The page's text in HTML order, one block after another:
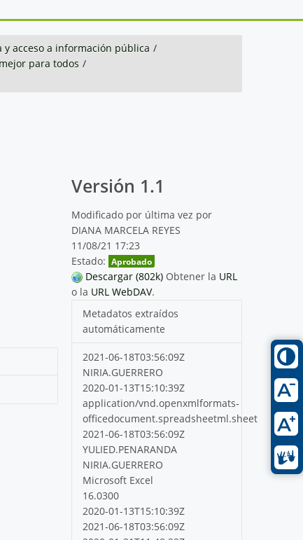
y acceso a información pública /
para todos /
Versión 1.1
Modificado por última vez por
DIANA MARCELA REYES
11/08/21 17:23
Estado: Aprobado
Descargar (802k) Obtener la URL
o la URL WebDAV.
Metadatos extraídos
automáticamente
2021-06-18T03:56:09Z
NIRIA.GUERRERO
2020-01-13T15:10:39Z
application/vnd.openxmlformats-
officedocument.spreadsheetml.sheet
2021-06-18T03:56:09Z
YULIED.PENARANDA
NIRIA.GUERRERO
Microsoft Excel
16.0300
2020-01-13T15:10:39Z
2021-06-18T03:56:09Z